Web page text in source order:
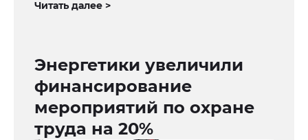
Читать далее >
Энергетики увеличили
финансирование
мероприятий по охране
труда на 20%